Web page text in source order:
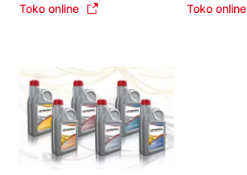
Toko online
Toko online